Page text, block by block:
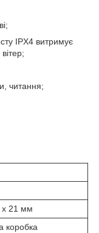
IPX4 витримує
читання;
х 21 мм
коробка